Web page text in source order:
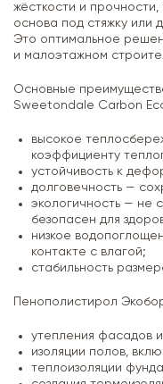
жёсткости и прочности,
основа под стяжку или
Это оптимальное
и малоэтажном
Основные
Sweetondale Carbon
высокое
коэффициенту
устойчивость к
долговечность —
экологичность — не
безопасен для
низкое
контакте с влагой;
стабильность
Пенополистирол
утепления фасадов
изоляции полов,
теплоизоляции